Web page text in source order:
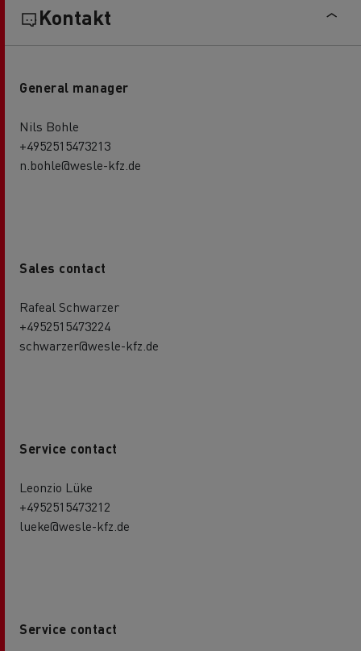
Kontakt
General manager
Nils Bohle
+4952515473213
n.bohle@wesle-kfz.de
Sales contact
Rafeal Schwarzer
+4952515473224
schwarzer@wesle-kfz.de
Service contact
Leonzio Lüke
+4952515473212
lueke@wesle-kfz.de
Service contact